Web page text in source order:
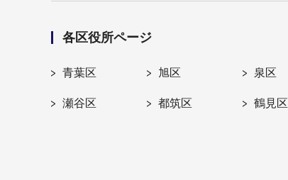
各区役所ページ
青葉区 旭区 泉区
瀬谷区 都筑区 鶴見区